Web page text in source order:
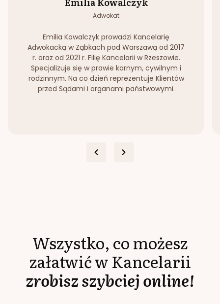
Adwokat
Emilia Kowalczyk prowadzi Kancelarię
Adwokacką w Ząbkach pod Warszawą od 2017
r. oraz od 2021 r. Filię Kancelarii w Rzeszowie.
Specjalizuje się w prawie karnym, cywilnym i
rodzinnym. Na co dzień reprezentuje Klientów
przed Sądami i organami państwowymi.
Wszystko, co możesz
załatwić w Kancelarii
zrobisz szybciej online!